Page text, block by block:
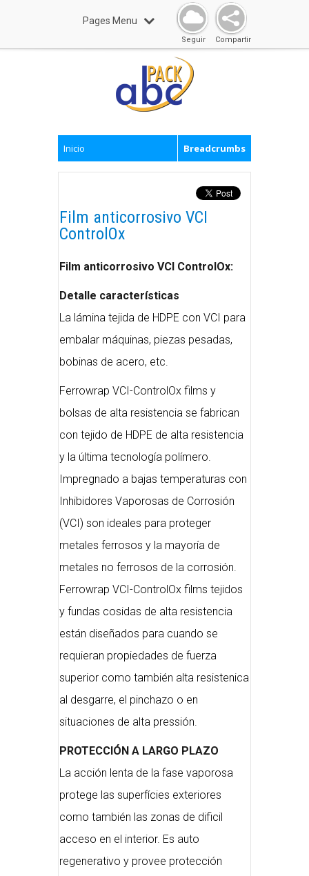
Pages Menu
Compartir
Seguir
Inicio Breadcrumbs
Film anticorrosivo VCI
ControlOx
Film anticorrosivo VCI ControlOx:
Detalle características
La lámina tejida de HDPE con VCI para
embalar máquinas, piezas pesadas,
bobinas de acero, etc.
Ferrowrap VCI-ControlOx films y
bolsas de alta resistencia se fabrican
con tejido de HDPE de alta resistencia
y la última tecnología polímero.
Impregnado a bajas temperaturas con
Inhibidores Vaporosas de Corrosión
(VCI) son ideales para proteger
metales ferrosos y la mayoría de
metales no ferrosos de la corrosión.
Ferrowrap VCI-ControlOx films tejidos
y fundas cosidas de alta resistencia
están diseñados para cuando se
requieran propiedades de fuerza
superior como también alta resistenica
al desgarre, el pinchazo o en
situaciones de alta pressión.
PROTECCIÓN A LARGO PLAZO
La acción lenta de la fase vaporosa
protege las superfícies exteriores
como también las zonas de dificil
acceso en el interior. Es auto
regenerativo y provee protección